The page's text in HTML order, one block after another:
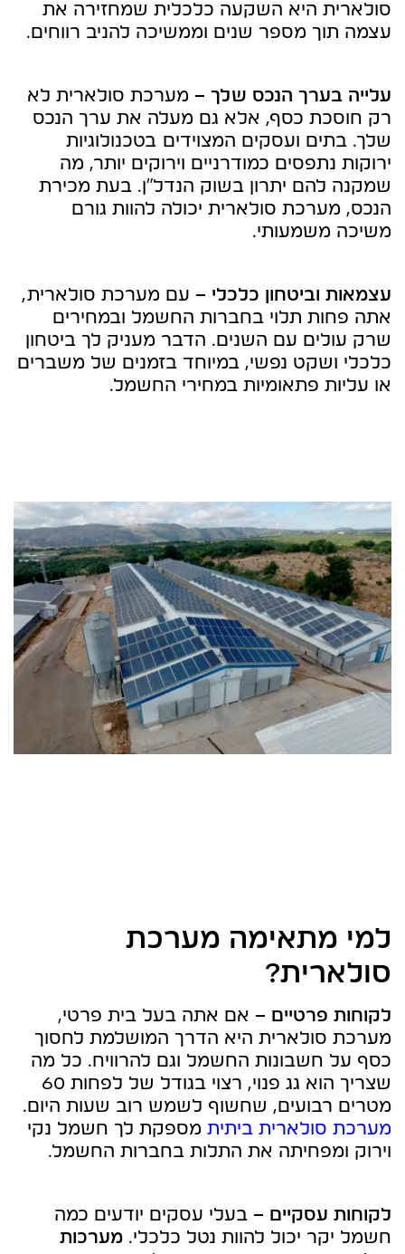
סולארית היא השקעה כלכלית שמחזירה את
עצמה תוך מספר שנים וממשיכה להניב רווחים.
עלייה בערך הנכס שלך – מערכת סולארית לא
רק חוסכת כסף, אלא גם מעלה את ערך הנכס
שלך. בתים ועסקים המצוידים בטכנולוגיות
ירוקות נתפסים כמודרניים וירוקים יותר, מה
שמקנה להם יתרון בשוק הנדל"ן. בעת מכירת
הנכס, מערכת סולארית יכולה להוות גורם
משיכה משמעותי.
עצמאות וביטחון כלכלי – עם מערכת סולארית,
אתה פחות תלוי בחברות החשמל ובמחירים
שרק עולים עם השנים. הדבר מעניק לך ביטחון
כלכלי ושקט נפשי, במיוחד בזמנים של משברים
או עליות פתאומיות במחירי החשמל.
למי מתאימה מערכת
סולארית?
לקוחות פרטיים – אם אתה בעל בית פרטי,
מערכת סולארית היא הדרך המושלמת לחסוך
כסף על חשבונות החשמל וגם להרוויח. כל מה
שצריך הוא גג פנוי, רצוי בגודל של לפחות 60
מטרים רבועים, שחשוף לשמש רוב שעות היום.
מערכת סולארית ביתית מספקת לך חשמל נקי
וירוק ומפחיתה את התלות בחברות החשמל.
לקוחות עסקיים – בעלי עסקים יודעים כמה
חשמל יקר יכול להוות נטל כלכלי. מערכות